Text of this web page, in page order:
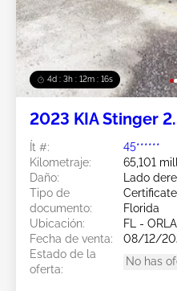
4d : 3h : 12m : 13s
2023 KIA Stinger
Ít #:
45******
Kilometraje:
65,101
Daño:
Lado
Tipo de
documento:
Florida
Ubicación:
FL -
Fecha de venta:
08/12/
Estado de la
oferta:
No has